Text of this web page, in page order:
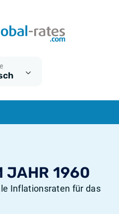
JAHR 1960
Inflationsraten für das